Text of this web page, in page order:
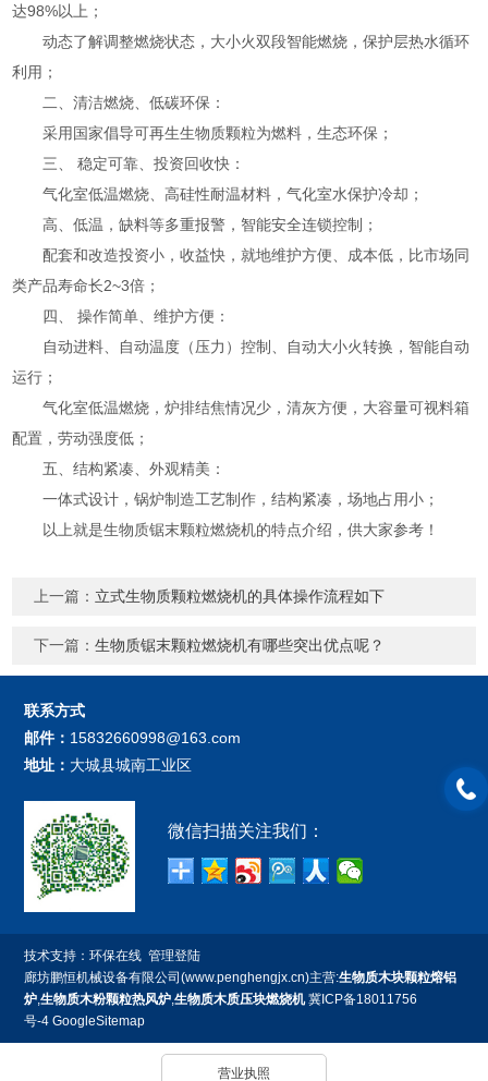
达98%以上；
动态了解调整燃烧状态，大小火双段智能燃烧，保护层热水循环
利用；
二、清洁燃烧、低碳环保：
采用国家倡导可再生生物质颗粒为燃料，生态环保；
三、 稳定可靠、投资回收快：
气化室低温燃烧、高硅性耐温材料，气化室水保护冷却；
高、低温，缺料等多重报警，智能安全连锁控制；
配套和改造投资小，收益快，就地维护方便、成本低，比市场同
类产品寿命长2~3倍；
四、 操作简单、维护方便：
自动进料、自动温度（压力）控制、自动大小火转换，智能自动
运行；
气化室低温燃烧，炉排结焦情况少，清灰方便，大容量可视料箱
配置，劳动强度低；
五、结构紧凑、外观精美：
一体式设计，锅炉制造工艺制作，结构紧凑，场地占用小；
以上就是生物质锯末颗粒燃烧机的特点介绍，供大家参考！
上一篇： 立式生物质颗粒燃烧机的具体操作流程如下
下一篇：生物质锯末颗粒燃烧机有哪些突出优点呢？
联系方式
邮件： 15832660998@163.com
地址： 大城县城南工业区
微信扫描关注我们：
技术支持：环保在线 管理登陆
廊坊鹏恒机械设备有限公司(www.penghengjx.cn)主营:生物质木块颗粒熔铝
炉 ,生物质木粉颗粒热风炉 ,生物质木质压块燃烧机 冀ICP备18011756
号-4 GoogleSitemap
营业执照